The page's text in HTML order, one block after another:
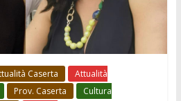
Caserta
Attualità
Prov. Caserta
Cultura